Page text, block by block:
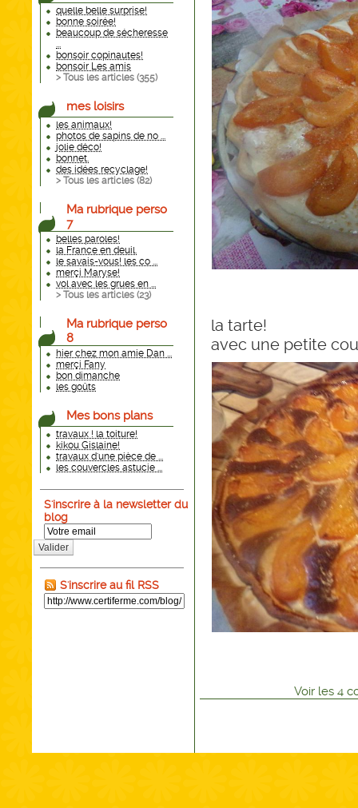
quelle belle surprise!
bonne soirée!
beaucoup de sécheresse
...
bonsoir copinautes!
bonsoir Les amis
> Tous les articles (355)
mes loisirs
les animaux!
photos de sapins de no ...
jolie déco!
bonnet.
des idées recyclage!
> Tous les articles (82)
Ma rubrique perso
7
belles paroles!
la France en deuil.
le savais-vous! les co ...
merçi Maryse!
vol avec les grues en ...
> Tous les articles (23)
Ma rubrique perso
8
hier chez mon amie Dan ...
merçi Fany
bon dimanche
les goûts
Mes bons plans
travaux ! la toiture!
kikou Gislaine!
travaux d'une pièce de ...
les couvercles astucie ...
S'inscrire à la newsletter du
blog
Valider
S'inscrire au fil RSS
la tarte!
avec une petite
Voir les 4